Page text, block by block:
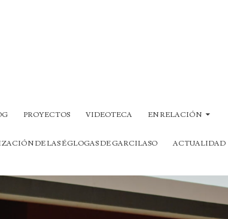
PROYECTOS VIDEOTECA EN RELACIÓN
DE LAS ÉGLOGAS DE GARCILASO ACTUALIDAD